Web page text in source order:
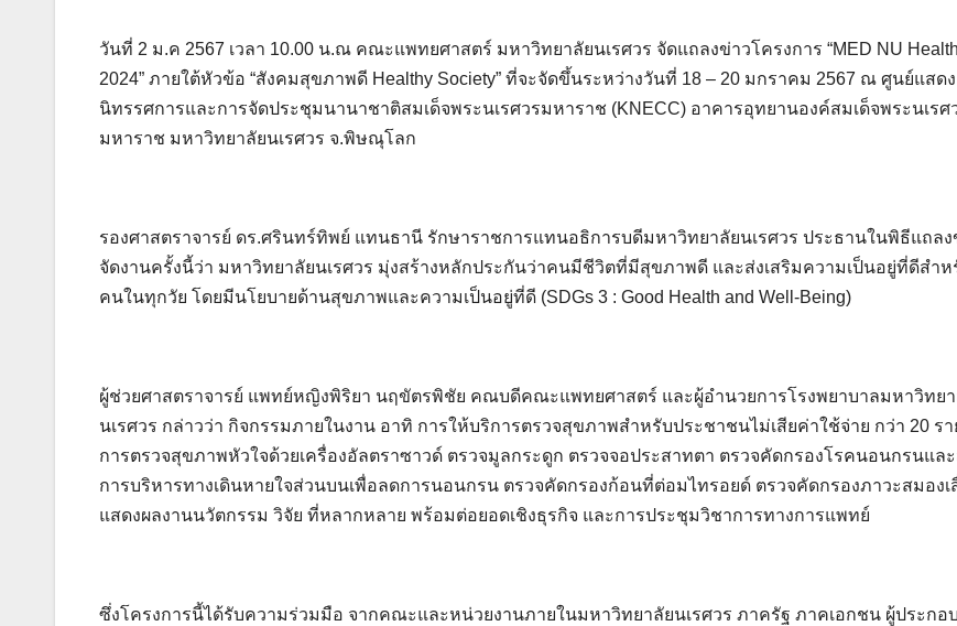
วันที่ 2 ม.ค 2567 เวลา 10.00 น.ณ คณะแพทยศาสตร์ มหาวิทยาลัยนเรศวร จัดแถลงข่าวโครงการ “MED NU
2024” ภายใต้หัวข้อ “สังคมสุขภาพดี Healthy Society” ที่จะจัดขึ้นระหว่างวันที่ 18 – 20 มกราคม 2567 ณ ศูนย์แสดง
นิทรรศการและการจัดประชุมนานาชาติสมเด็จพระนเรศวรมหาราช (KNECC) อาคารอุทยานองค์สมเด็จพระนเรศ
มหาราช มหาวิทยาลัยนเรศวร จ.พิษณุโลก
รองศาสตราจารย์ ดร.ศรินทร์ทิพย์ แทนธานี รักษาราชการแทนอธิการบดีมหาวิทยาลัยนเรศวร ประธานในพิธีแถลง
จัดงานครั้งนี้ว่า มหาวิทยาลัยนเรศวร มุ่งสร้างหลักประกันว่าคนมีชีวิตที่มีสุขภาพดี และส่งเสริมความเป็นอยู่ที่ดีสำห
คนในทุกวัย โดยมีนโยบายด้านสุขภาพและความเป็นอยู่ที่ดี (SDGs 3 : Good Health and Well-Being)
ผู้ช่วยศาสตราจารย์ แพทย์หญิงพิริยา นฤขัตรพิชัย คณบดีคณะแพทยศาสตร์ และผู้อำนวยการโรงพยาบาลมหาวิทย
นเรศวร กล่าวว่า กิจกรรมภายในงาน อาทิ การให้บริการตรวจสุขภาพสำหรับประชาชนไม่เสียค่าใช้จ่าย กว่า 20 รา
การตรวจสุขภาพหัวใจด้วยเครื่องอัลตราซาวด์ ตรวจมูลกระดูก ตรวจจอประสาทตา ตรวจคัดกรองโรคนอนกรนแล
การบริหารทางเดินหายใจส่วนบนเพื่อลดการนอนกรน ตรวจคัดกรองก้อนที่ต่อมไทรอยด์ ตรวจคัดกรองภาวะสมองเ
แสดงผลงานนวัตกรรม วิจัย ที่หลากหลาย พร้อมต่อยอดเชิงธุรกิจ และการประชุมวิชาการทางการแพทย์
ซึ่งโครงการนี้ได้รับความร่วมมือ จากคณะและหน่วยงานภายในมหาวิทยาลัยนเรศวร ภาครัฐ ภาคเอกชน ผู้ประกอ